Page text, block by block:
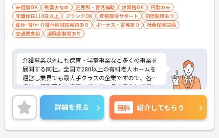
未経験OK 残業少なめ 託児所・育児補助 無資格OK
日勤のみ
年間休日110日以上
ブランクOK 資格取得サポート
研修制度あり
産休･育休･介護休暇取得実績あり
ボーナス・賞与あり
社会保険完備
交通費支給
退職金制度あり
介護事業以外にも保育・学童事業など多くの事業を
展開する同社。全国で280以上の有料老人ホームを
運営し業界でも最大手クラスの企業ですので、各種
手当、福利厚生も充実しており、長く安心して働い
ていただける環境です。ご興味ある方には、面接対
策ポイントなど、さらに詳細をお話しいたしますの
でお気軽にご相談ください。
詳細を見る 無料 紹介してもらう